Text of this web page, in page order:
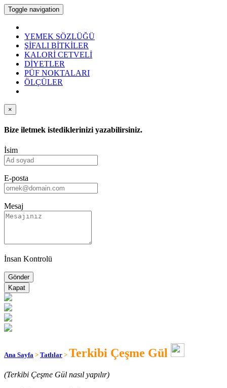
Toggle navigation
YEMEK SÖZLÜĞÜ
ŞİFALI BİTKİLER
KALORİ CETVELİ
DİYETLER
PÜF NOKTALARI
ÖLÇÜLER
×
Bize iletmek istediklerinizi yazabilirsiniz.
İsim
E-posta
Mesaj
İnsan Kontrolü
Kapat
Ana Sayfa > Tatlılar > Terkibi Çeşme Gül
(Terkibi Çeşme Gül nasıl yapılır)